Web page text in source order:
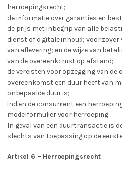
herroepingsrecht;
de informatie over garanties en
de prijs met inbegrip van alle
dienst of digitale inhoud; voor
van aflevering; en de wijze van
van de overeenkomst op afstand;
de vereisten voor opzegging van de
overeenkomst een duur heeft van
onbepaalde duur is;
indien de consument een
modelformulier voor herroeping.
In geval van een duurtransactie is
slechts van toepassing op de
Artikel 6 – Herroepingsrecht